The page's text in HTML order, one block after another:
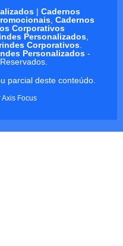
| Cadernos
, Cadernos
Corporativos
Personalizados,
Corporativos.
Personalizados -
parcial deste conteúdo.
Axis Focus